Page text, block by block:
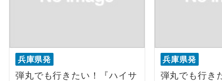
兵庫県発
弾丸でも行きたい！『ハイサ
兵庫県発
弾丸でも行き